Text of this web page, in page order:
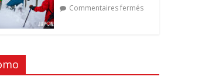
Commentaires fermés